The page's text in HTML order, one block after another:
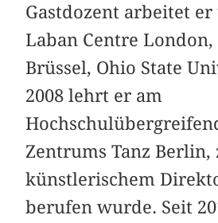
Gastdozent arbeitet
Laban Centre London,
Brüssel, Ohio State
2008 lehrt er am
Zentrums Tanz Berlin,
künstlerischem
berufen wurde. Seit